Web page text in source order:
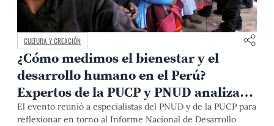
CULTURA Y CREACIÓN
¿Cómo medimos el bienestar y el
desarrollo humano en el Perú?
Expertos de la PUCP y PNUD analizan
nuestros avances y desafíos al 2025
El evento reunió a especialistas del PNUD y de la PUCP para
reflexionar en torno al Informe Nacional de Desarrollo